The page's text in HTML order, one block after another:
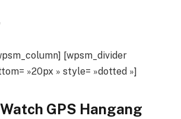
[wpsm_divider
»20px » style= »dotted »]
GPS Hangang